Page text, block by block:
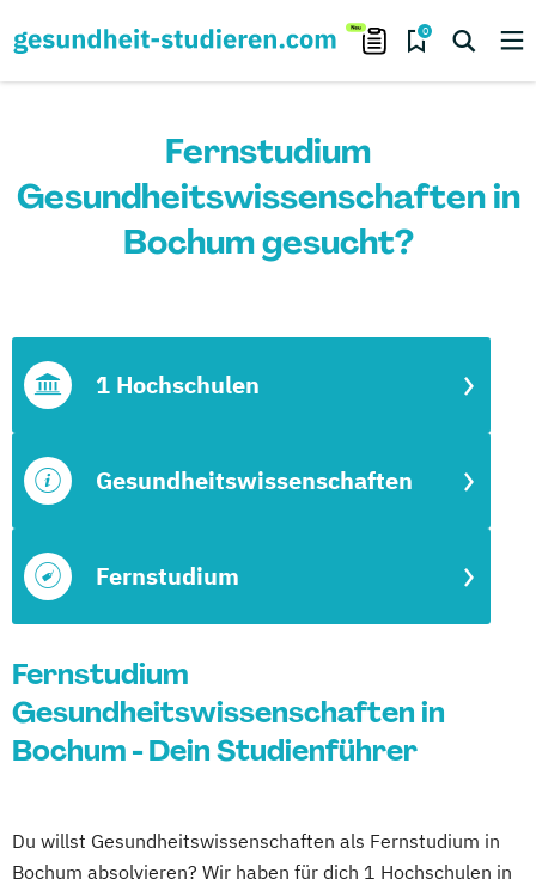
0
Fernstudium
Gesundheitswissenschaften in
Bochum gesucht?
Fernstudium
Gesundheitswissenschaften
1 Hochschulen
Fernstudium
Gesundheitswissenschaften in
Bochum - Dein Studienführer
Du willst Gesundheitswissenschaften als Fernstudium in
Bochum absolvieren? Wir haben für dich 1 Hochschulen in